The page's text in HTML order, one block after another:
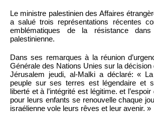
Le ministre palestinien des Affaires
a salué trois représentations récentes
emblématiques de la résistance
palestinienne.
Dans ses remarques à la réunion
Générale des Nations Unies sur la
Jérusalem jeudi, al-Malki a déclaré: «
peuple sur ses terres est légendaire et
liberté et à l’intégrité est légitime. et l’espoir
pour leurs enfants se renouvelle chaque
israélienne vole leurs rêves et leur avenir. »